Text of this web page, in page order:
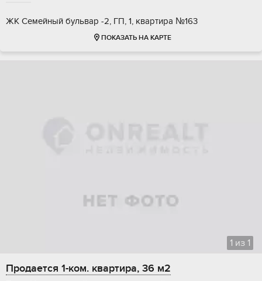
ЖК Семейный бульвар -2, ГП, 1, квартира №163
ПОКАЗАТЬ НА КАРТЕ
1 из 1
Продается 1-ком. квартира, 36 м2